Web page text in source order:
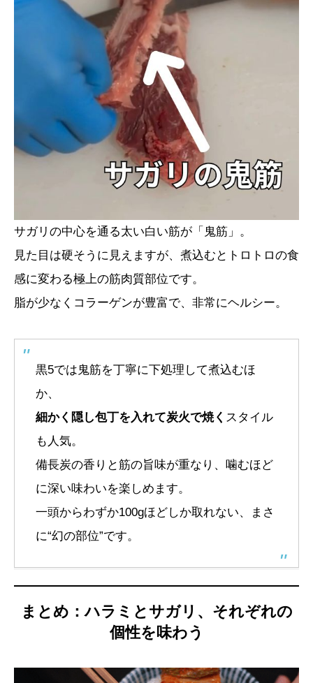
サガリの中心を通る太い白い筋が「鬼筋」。
見た目は硬そうに見えますが、煮込むとトロトロの食
感に変わる極上の筋肉質部位です。
脂が少なくコラーゲンが豊富で、非常にヘルシー。
黒5では鬼筋を丁寧に下処理して煮込むほ
か、
細かく隠し包丁を入れて炭火で焼く スタイル
も人気。
備長炭の香りと筋の旨味が重なり、噛むほど
に深い味わいを楽しめます。
一頭からわずか100gほどしか取れない、まさ
に“幻の部位”です。
まとめ：ハラミとサガリ、それぞれの
個性を味わう